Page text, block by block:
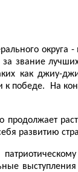
звание
как джиу-
победе. На
развитию
выступления